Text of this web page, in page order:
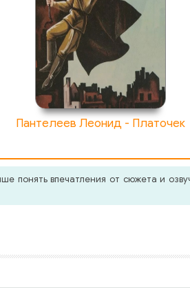
Пантелеев Леонид - Платочек
понять впечатления от сюжета и